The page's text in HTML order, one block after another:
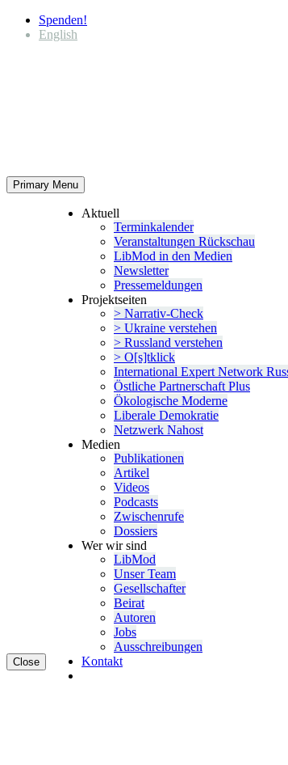
Spenden!
English
Primary Menu
Close
Aktuell
Termin­ka­lender
Veran­stal­tungen Rückschau
LibMod in den Medien
Newsletter
Presse­mel­dungen
Projekt­seiten
> Narrativ-Check
> Ukraine verstehen
> Russland verstehen
> O[s]tklick
Inter­na­tional Expert Network
Östliche Partner­schaft Plus
Ökolo­gische Moderne
Liberale Demokratie
Netzwerk Nahost
Medien
Publi­ka­tionen
Artikel
Videos
Podcasts
Zwischenrufe
Dossiers
Wer wir sind
LibMod
Unser Team
Gesell­schafter
Beirat
Autoren
Jobs
Ausschrei­bungen
Kontakt